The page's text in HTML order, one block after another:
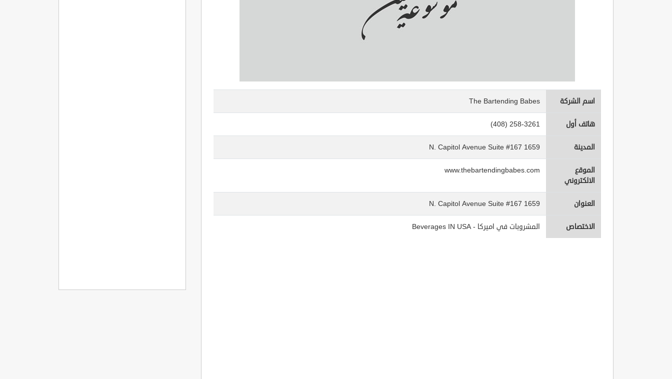
اسم الشركة The Bartending Babes
هاتف أول (408) 258-3261
المدينة 1659 N. Capitol Avenue Suite #167
الموقع
الالكتروني
www.thebartendingbabes.com
العنوان 1659 N. Capitol Avenue Suite #167
الاختصاص المشروبات في اميركا - Beverages IN USA